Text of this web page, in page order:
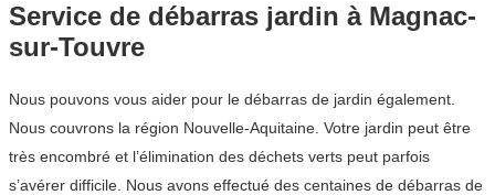
Service de débarras jardin à Magnac-
sur-Touvre
Nous pouvons vous aider pour le débarras de jardin également.
Nous couvrons la région Nouvelle-Aquitaine. Votre jardin peut être
très encombré et l’élimination des déchets verts peut parfois
s’avérer difficile. Nous avons effectué des centaines de débarras de